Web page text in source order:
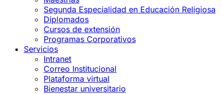
Segunda Especialidad en Educación Religiosa
Diplomados
Cursos de extensión
Programas Corporativos
Servicios
Intranet
Correo Institucional
Plataforma virtual
Bienestar universitario